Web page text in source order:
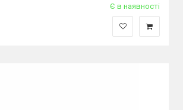
Є в наявності